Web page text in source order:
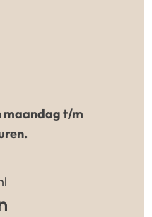
maandag t/m